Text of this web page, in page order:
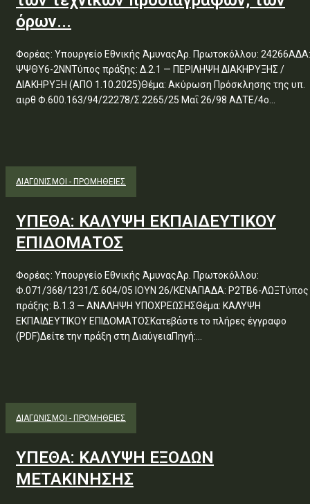
όρων...
Φορέας: Υπουργείο Εθνικής ΆμυναςΑρ. Πρωτοκόλλου: 24266ΑΔΑ:
ΨΨΘΥ6-2ΝΝΤύπος πράξης: Δ.2.1 — ΠΕΡΙΛΗΨΗ ΔΙΑΚΗΡΥΞΗΣ /
ΔΙΑΚΗΡΥΞΗ (ΑΠΟ 1.10.2025)Θέμα: Ακύρωση Πρόσκλησης της υπ.
αιρθ Φ.600.163/94/22278/Σ.2265/25 Μαΐ 26/98 ΑΔΤΕ/4ο...
ΔΙΑΓΩΝΙΣΜΟΊ - ΠΡΟΜΉΘΕΙΕΣ
ΥΠΕΘΑ: ΚΑΛΥΨΗ ΕΚΠΑΙΔΕΥΤΙΚΟΥ
ΕΠΙΔΟΜΑΤΟΣ
Φορέας: Υπουργείο Εθνικής ΆμυναςΑρ. Πρωτοκόλλου:
Φ.071/368/1231/Σ.604/05 ΙΟΥΝ 26/ΚΕΝΑΠΑΔΑ: Ρ2ΤΒ6-ΛΩΞΤύπος
πράξης: Β.1.3 — ΑΝΑΛΗΨΗ ΥΠΟΧΡΕΩΣΗΣΘέμα: ΚΑΛΥΨΗ
ΕΚΠΑΙΔΕΥΤΙΚΟΥ ΕΠΙΔΟΜΑΤΟΣΚατεβάστε το πλήρες έγγραφο
(PDF)Δείτε την πράξη στη ΔιαύγειαΠηγή:...
ΔΙΑΓΩΝΙΣΜΟΊ - ΠΡΟΜΉΘΕΙΕΣ
ΥΠΕΘΑ: ΚΑΛΥΨΗ ΕΞΟΔΩΝ
ΜΕΤΑΚΙΝΗΣΗΣ